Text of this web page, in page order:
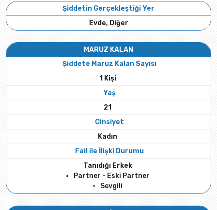
Şiddetin Gerçekleştiği Yer
Evde, Diğer
MARUZ KALAN
Şiddete Maruz Kalan Sayısı
1 Kişi
Yaş
21
Cinsiyet
Kadın
Fail ile İlişki Durumu
Tanıdığı Erkek
Partner - Eski Partner
Sevgili